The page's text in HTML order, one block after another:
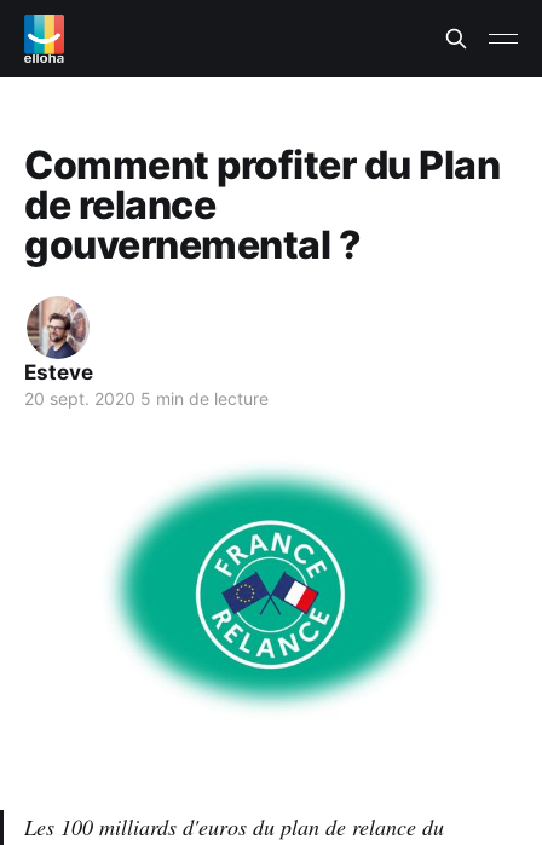
Comment profiter du Plan
de relance
gouvernemental ?
Esteve
20 sept. 2020 5 min de lecture
Les 100 milliards d'euros du plan de relance du